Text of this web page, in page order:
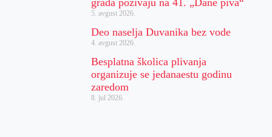
grada pozivaju na 41. „Dane piva“
5. avgust 2026.
Deo naselja Duvanika bez vode
4. avgust 2026.
Besplatna školica plivanja
organizuje se jedanaestu godinu
zaredom
8. jul 2026.